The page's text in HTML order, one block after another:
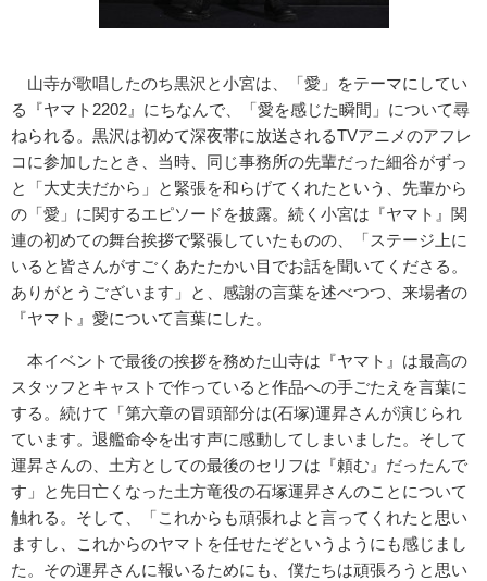
山寺が歌唱したのち黒沢と小宮は、「愛」をテーマにしてい
る『ヤマト2202』にちなんで、「愛を感じた瞬間」について尋
ねられる。黒沢は初めて深夜帯に放送されるTVアニメのアフレ
コに参加したとき、当時、同じ事務所の先輩だった細谷がずっ
と「大丈夫だから」と緊張を和らげてくれたという、先輩から
の「愛」に関するエピソードを披露。続く小宮は『ヤマト』関
連の初めての舞台挨拶で緊張していたものの、「ステージ上に
いると皆さんがすごくあたたかい目でお話を聞いてくださる。
ありがとうございます」と、感謝の言葉を述べつつ、来場者の
『ヤマト』愛について言葉にした。
本イベントで最後の挨拶を務めた山寺は『ヤマト』は最高の
スタッフとキャストで作っていると作品への手ごたえを言葉に
する。続けて「第六章の冒頭部分は(石塚)運昇さんが演じられ
ています。退艦命令を出す声に感動してしまいました。そして
運昇さんの、土方としての最後のセリフは『頼む』だったんで
す」と先日亡くなった土方竜役の石塚運昇さんのことについて
触れる。そして、「これからも頑張れよと言ってくれたと思い
ますし、これからのヤマトを任せたぞというようにも感じまし
た。その運昇さんに報いるためにも、僕たちは頑張ろうと思い